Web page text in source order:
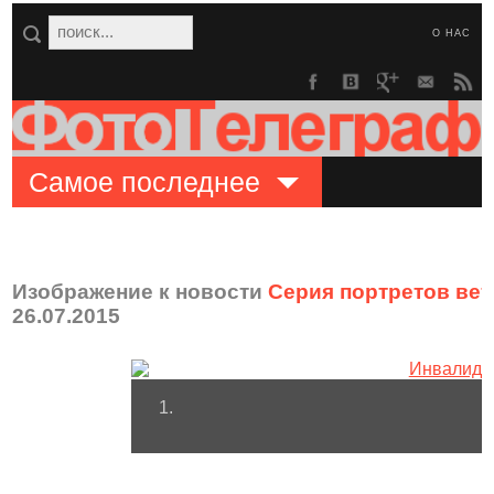
О НАС
Самое последнее
Изображение к новостиСерия портретов
26.07.2015
1.